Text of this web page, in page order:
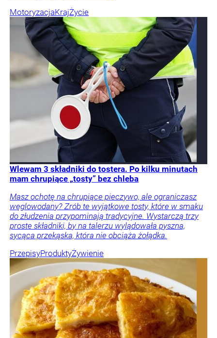
MotoryzacjaKrajŻycie
Wlewam 3 składniki do tostera. Po kilku minutach
mam chrupiące „tosty” bez chleba
Masz ochotę na chrupiące pieczywo, ale ograniczasz
węglowodany? Zrób te wyjątkowe tosty, które w smaku
do złudzenia przypominają tradycyjne. Wystarczą trzy
proste składniki, by na talerzu wylądowała pyszna,
sycąca przekąska, która nie obciąża żołądka.
PrzepisyProduktyŻywienie